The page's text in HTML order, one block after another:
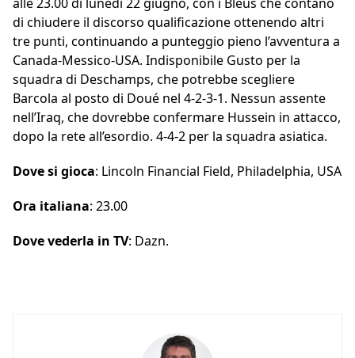
di chiudere il discorso qualificazione ottenendo altri
tre punti, continuando a punteggio pieno l’avventura a
Canada-Messico-USA. Indisponibile Gusto per la
squadra di Deschamps, che potrebbe scegliere
Barcola al posto di Doué nel 4-2-3-1. Nessun assente
nell’Iraq, che dovrebbe confermare Hussein in attacco,
dopo la rete all’esordio. 4-4-2 per la squadra asiatica.
Dove si gioca: Lincoln Financial Field, Philadelphia, USA
Ora italiana: 23.00
Dove vederla in TV: Dazn.